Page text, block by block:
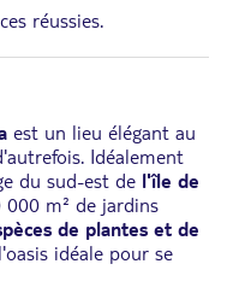
réussies.
est un lieu élégant au
Idéalement
du sud-est de l'île de
m² de jardins
de plantes et de
idéale pour se